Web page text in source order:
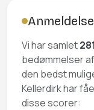
Vi har samlet281
bedømmelser af
den bedst
Kellerdirk har
disse scorer: